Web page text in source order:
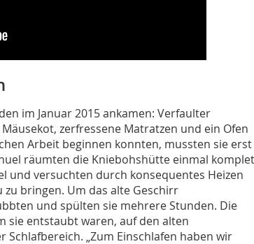
im Januar 2015 ankamen: Verfaulter
zerfressene Matratzen und ein Ofen
Arbeit beginnen konnten, mussten sie erst
räumten die Kniebohshütte einmal
und versuchten durch konsequentes Heizen
bringen. Um das alte Geschirr
und spülten sie mehrere Stunden. Die
sie entstaubt waren, auf den alten
„Zum Einschlafen haben wir